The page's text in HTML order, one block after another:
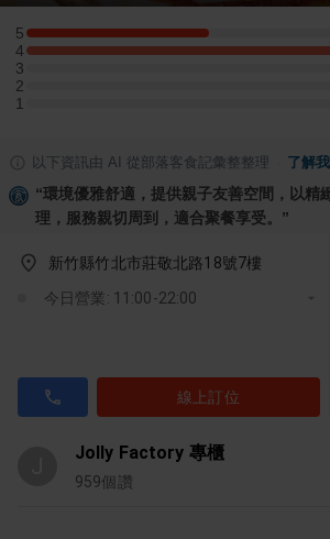
5
5 星：1 則評論
4
4 星：2 則評論
3
3 星：0 則評論
2
2 星：0 則評論
1
1 星：0 則評論
以下資訊由 AI 從部落客食記彙整整理 了解
“環境優雅舒適，提供親子友善空間，以精
理，服務親切周到，適合聚餐享受。 ”
新竹縣竹北市莊敬北路18號7樓
今日營業: 11:00-22:00
線上訂位
Jolly Factory 專櫃
959個讚